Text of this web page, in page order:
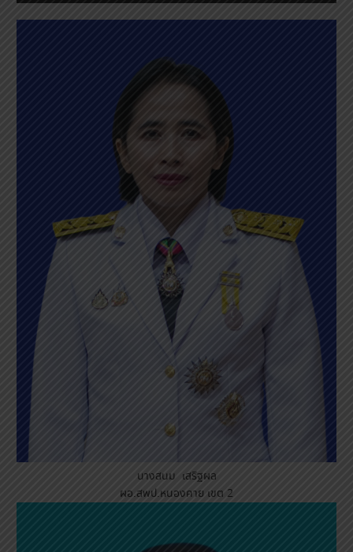
นางสนม เสริฐผล
ผอ.สพป.หนองคาย เขต 2